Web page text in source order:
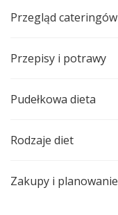
Przegląd cateringów
Przepisy i potrawy
Pudełkowa dieta
Rodzaje diet
Zakupy i planowanie